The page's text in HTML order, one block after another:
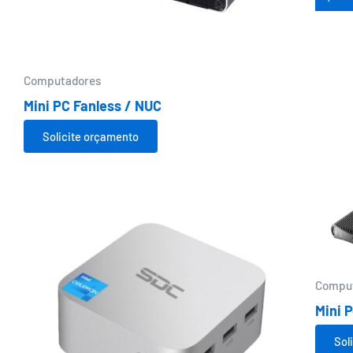
Computadores
Mini PC Fanless / NUC
Solicite orçamento
Mini